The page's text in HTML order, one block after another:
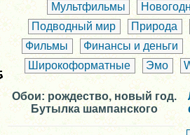
Мультфильмы
Подводный мир
Природа
Фильмы
Финансы и деньги
Широкоформатные
Эмо
Обои: рождество, новый год.
Бутылка шампанского